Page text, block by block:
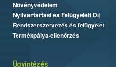
Növényvédelem
Nyilvántartási és Felügyeleti Díj
Rendszerszervezés és felügyelet
Termékpálya-ellenőrzés
Ügyintézés